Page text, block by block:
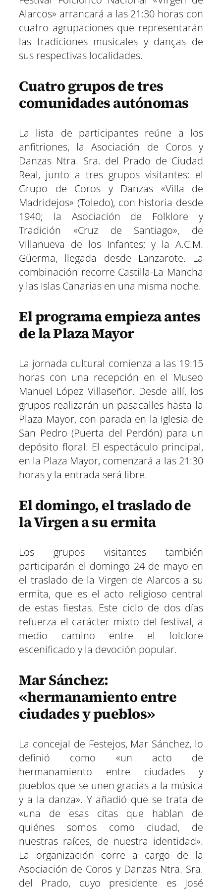
Alarcos» arrancará a las 21:30 horas con
cuatro agrupaciones que representarán
las tradiciones musicales y danças de
sus respectivas localidades.
Cuatro grupos de tres
comunidades autónomas
La lista de participantes reúne a los
anfitriones, la Asociación de Coros y
Danzas Ntra. Sra. del Prado de Ciudad
Real, junto a tres grupos visitantes: el
Grupo de Coros y Danzas «Villa de
Madridejos» (Toledo), con historia desde
1940; la Asociación de Folklore y
Tradición «Cruz de Santiago», de
Villanueva de los Infantes; y la A.C.M.
Güerma, llegada desde Lanzarote. La
combinación recorre Castilla-La Mancha
y las Islas Canarias en una misma noche.
El programa empieza antes
de la Plaza Mayor
La jornada cultural comienza a las 19:15
horas con una recepción en el Museo
Manuel López Villaseñor. Desde allí, los
grupos realizarán un pasacalles hasta la
Plaza Mayor, con parada en la Iglesia de
San Pedro (Puerta del Perdón) para un
depósito floral. El espectáculo principal,
en la Plaza Mayor, comenzará a las 21:30
horas y la entrada será libre.
El domingo, el traslado de
la Virgen a su ermita
Los grupos visitantes también
participarán el domingo 24 de mayo en
el traslado de la Virgen de Alarcos a su
ermita, que es el acto religioso central
de estas fiestas. Este ciclo de dos días
refuerza el carácter mixto del festival, a
medio camino entre el folclore
escenificado y la devoción popular.
Mar Sánchez:
«hermanamiento entre
ciudades y pueblos»
La concejal de Festejos, Mar Sánchez, lo
definió como «un acto de
hermanamiento entre ciudades y
pueblos que se unen gracias a la música
y a la danza». Y añadió que se trata de
«una de esas citas que hablan de
quiénes somos como ciudad, de
nuestras raíces, de nuestra identidad».
La organización corre a cargo de la
Asociación de Coros y Danzas Ntra. Sra.
del Prado, cuyo presidente es José